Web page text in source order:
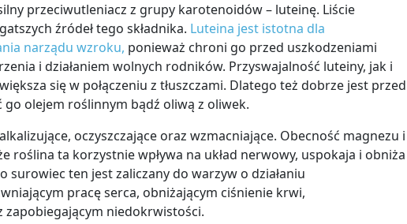
przeciwutleniacz z grupy karotenoidów – luteinę. Liście
źródeł tego składnika. Luteina jest istotna dla
narządu wzroku, ponieważ chroni go przed uszkodzeniami
i działaniem wolnych rodników. Przyswajalność luteiny, jak i
się w połączeniu z tłuszczami. Dlatego też dobrze jest przed
olejem roślinnym bądź oliwą z oliwek.
oczyszczające oraz wzmacniające. Obecność magnezu i
roślina ta korzystniewpływa na układ nerwowy, uspokaja i obniża
surowiec ten jest zaliczany do warzyw o działaniu
pracę serca, obniżającym ciśnienie krwi,
zapobiegającym niedokrwistości.